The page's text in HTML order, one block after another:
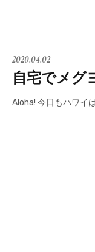
2020.04.02
自宅でメグ
Aloha! 今日もハワイ